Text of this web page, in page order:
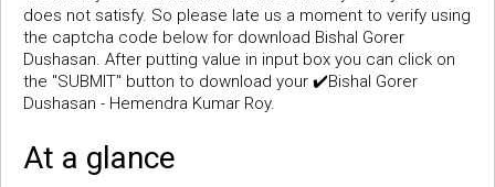
does not satisfy. So please late us a moment to verify using
the captcha code below for download Bishal Gorer
Dushasan. After putting value in input box you can click on
the "SUBMIT" button to download your ✔️Bishal Gorer
Dushasan - Hemendra Kumar Roy.
At a glance